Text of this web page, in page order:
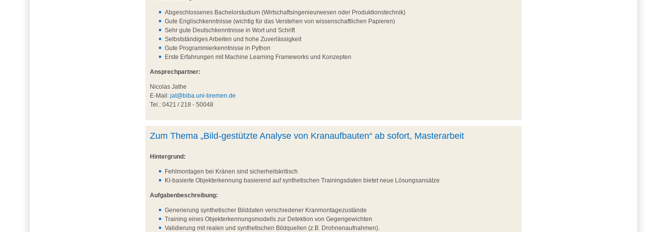
Abgeschlossenes Bachelorstudium (Wirtschaftsingenieurwesen oder Produktionstechnik)
Gute Englischkenntnisse (wichtig für das Verstehen von wissenschaftlichen Papieren)
Sehr gute Deutschkenntnisse in Wort und Schrift
Selbstständiges Arbeiten und hohe Zuverlässigkeit
Gute Programmierkenntnisse in Python
Erste Erfahrungen mit Machine Learning Frameworks und Konzepten
Ansprechpartner:
Nicolas Jathe
E-Mail:jat@biba.uni-bremen.de
Tel.: 0421 / 218 - 50048
Zum Thema „Bild-gestützte Analyse von Kranaufbauten“ ab sofort, Masterarbeit
Hintergrund:
Fehlmontagen bei Kränen sind sicherheitskritisch
KI-basierte Objekterkennung basierend auf synthetischen Trainingsdaten bietet neue Lösungsansätze
Aufgabenbeschreibung:
Generierung synthetischer Bilddaten verschiedener Kranmontagezustände
Training eines Objekterkennungsmodells zur Detektion von Gegengewichten
Validierung mit realen und synthetischen Bildquellen (z.B. Drohnenaufnahmen).